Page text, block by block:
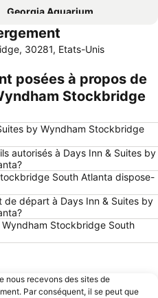
Georgia Aquarium
Brookhaven Historic District
Lenox Square
30281, Etats-Unis
posées à propos de
Stockbridge
by Wyndham Stockbridge
autorisés à Days Inn & Suites by
South Atlanta dispose-
de départ à Days Inn & Suites by
Stockbridge South
nous recevons des sites de
Par conséquent, il se peut que